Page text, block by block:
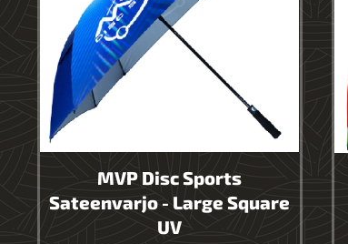
MVP Disc Sports
Sateenvarjo - Large Square
UV